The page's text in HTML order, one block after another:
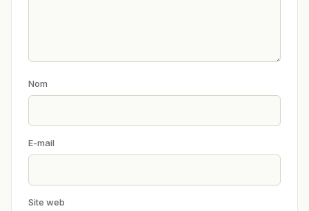
Nom
E-mail
Site web